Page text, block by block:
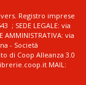
Registro imprese
; SEDE LEGALE: via
AMMINISTRATIVA: via
- Società
di Coop Alleanza 3.0
MAIL: